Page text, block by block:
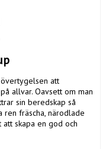
att
allvar. Oavsett om man
sin beredskap så
ren fräscha, närodlade
skapa en god och